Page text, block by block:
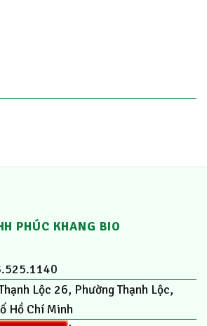
PHÚC KHANG BIO
Lộc 26, Phường Thạnh Lộc,
Hồ Chí Minh